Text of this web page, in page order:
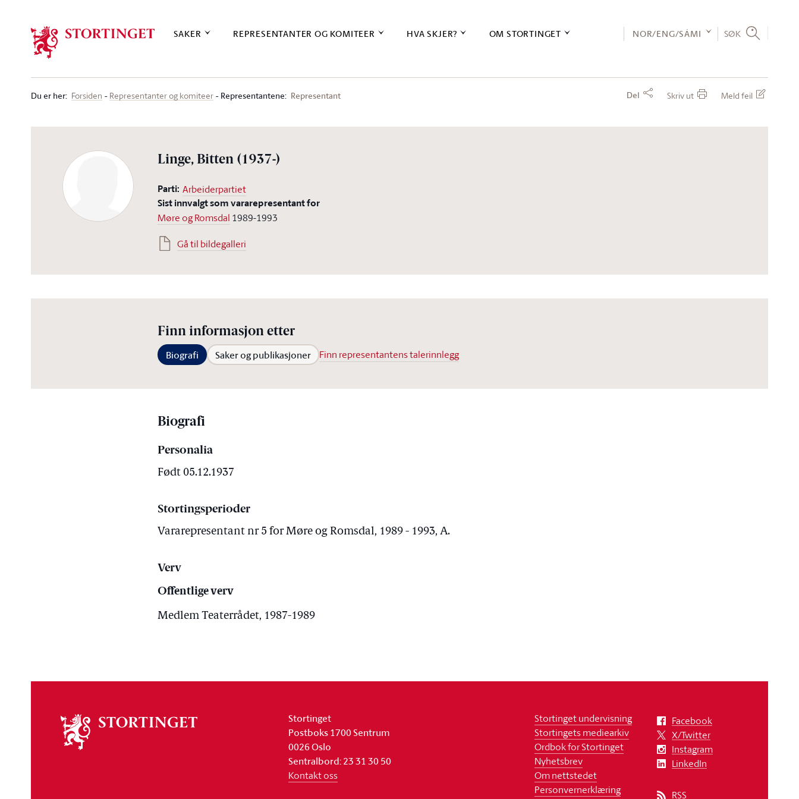
SAKER REPRESENTANTER OG KOMITEER HVA SKJER? OM STORTINGET NOR/ENG/SÁMI SØK
Du er her: Forsiden Representanter og komiteer Representantene: Representant Del Skriv ut Meld feil
Linge, Bitten (1937-)
Parti: Arbeiderpartiet
Sist innvalgt som vararepresentant for
Møre og Romsdal 1989-1993
Gå til bildegalleri
Finn informasjon etter
Biografi Saker og publikasjoner Finn representantens talerinnlegg
Biografi
Personalia
Født 05.12.1937
Stortingsperioder
Vararepresentant nr 5 for Møre og Romsdal, 1989 - 1993, A.
Verv
Offentlige verv
Medlem Teaterrådet, 1987-1989
stortinget
Stortinget
Postboks 1700 Sentrum
0026 Oslo
Sentralbord: 23 31 30 50
Kontakt oss
Stortinget undervisning
Stortingets mediearkiv
Ordbok for Stortinget
Nyhetsbrev
Om nettstedet
Personvernerklæring
Facebook
X/Twitter
Instagram
LinkedIn
RSS